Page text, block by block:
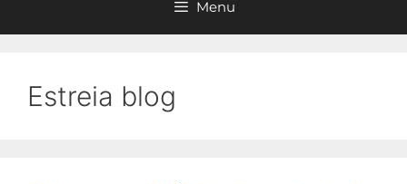
Menu
Estreia blog